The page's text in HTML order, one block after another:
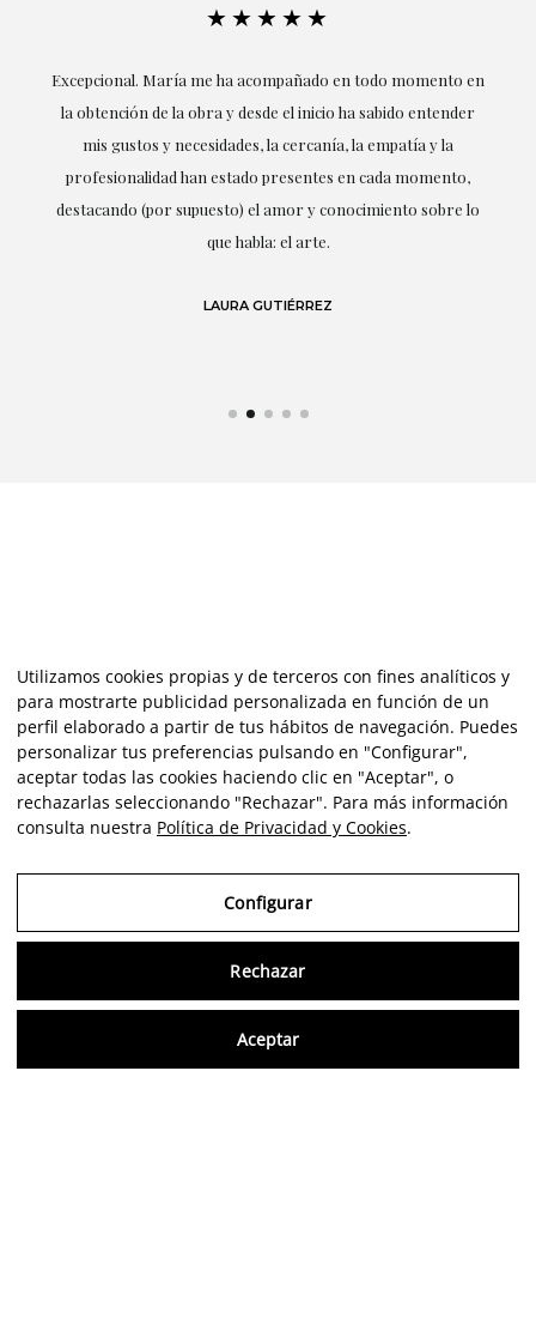
★★★★★
Excepcional. María me ha acompañado en todo momento en
la obtención de la obra y desde el inicio ha sabido entender
mis gustos y necesidades, la cercanía, la empatía y la
profesionalidad han estado presentes en cada momento,
destacando (por supuesto) el amor y conocimiento sobre lo
que habla: el arte.
LAURA GUTIÉRREZ
Utilizamos cookies propias y de terceros con fines analíticos y
para mostrarte publicidad personalizada en función de un
perfil elaborado a partir de tus hábitos de navegación. Puedes
personalizar tus preferencias pulsando en "Configurar",
aceptar todas las cookies haciendo clic en "Aceptar", o
rechazarlas seleccionando "Rechazar". Para más información
consulta nuestra Política de Privacidad y Cookies.
Configurar
Rechazar
Aceptar